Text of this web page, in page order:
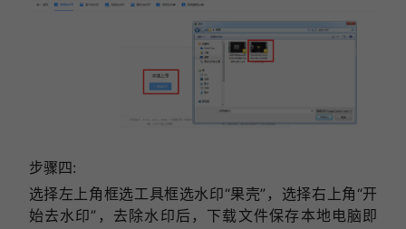
步骤四:
选择左上角框选工具框选水印“果壳”，选择右上角“开
始去水印”，去除水印后，下载文件保存本地电脑即